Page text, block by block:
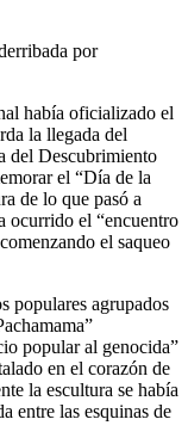
por
había oficializado el
la llegada del
del Descubrimiento
el “Día de la
de lo que pasó a
ocurrido el “encuentro
el saqueo
populares agrupados
popular al genocida”
en el corazón de
la escultura se había
entre las esquinas de